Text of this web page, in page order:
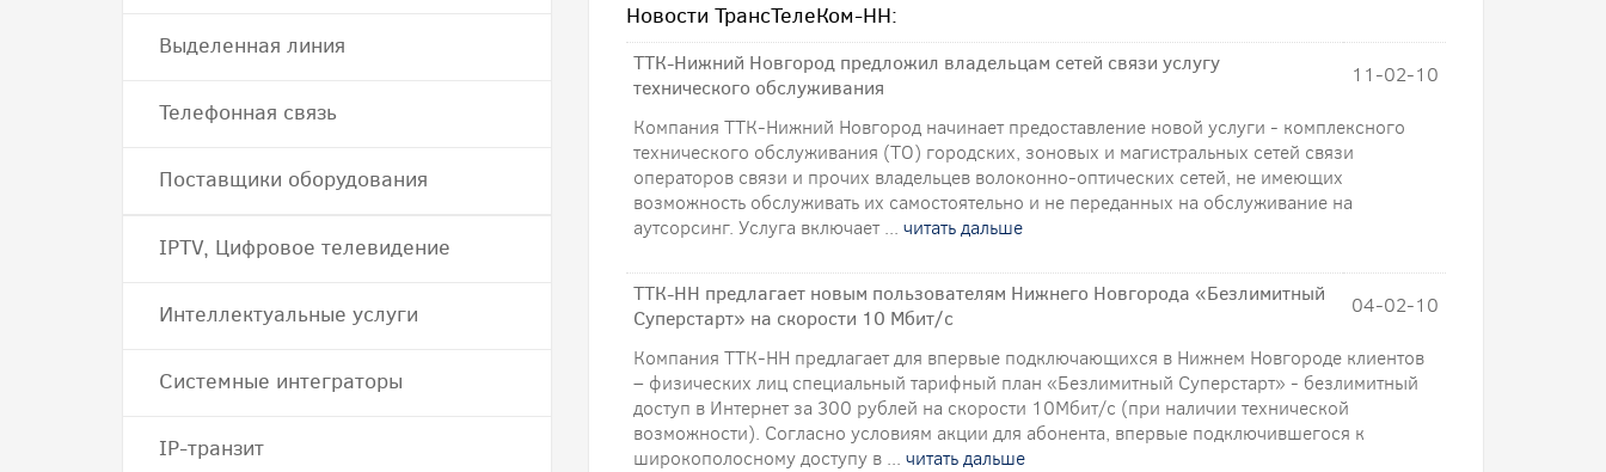
Новости ТрансТелеКом-НН:
ТТК-Нижний Новгород предложил владельцам сетей связи услугу
технического обслуживания
11-02-10
Компания ТТК-Нижний Новгород начинает предоставление новой услуги - комплексного
технического обслуживания (ТО) городских, зоновых и магистральных сетей связи
операторов связи и прочих владельцев волоконно-оптических сетей, не имеющих
возможность обслуживать их самостоятельно и не переданных на обслуживание на
аутсорсинг. Услуга включает ... читать дальше
ТТК-НН предлагает новым пользователям Нижнего Новгорода «Безлимитный
Суперстарт» на скорости 10 Мбит/с
04-02-10
Компания ТТК-НН предлагает для впервые подключающихся в Нижнем Новгороде клиентов
– физических лиц специальный тарифный план «Безлимитный Суперстарт» - безлимитный
доступ в Интернет за 300 рублей на скорости 10Мбит/с (при наличии технической
возможности). Согласно условиям акции для абонента, впервые подключившегося к
широкополосному доступу в ... читать дальше
Выделенная линия
Телефонная связь
Поставщики оборудования
IPTV, Цифровое телевидение
Интеллектуальные услуги
Системные интеграторы
IP-транзит